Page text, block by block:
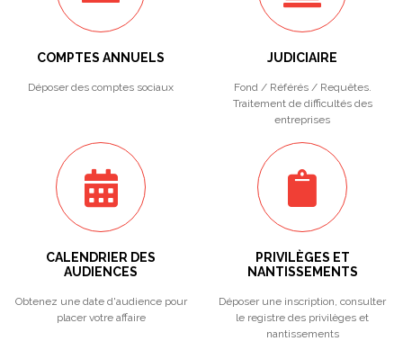
COMPTES ANNUELS
Déposer des comptes sociaux
JUDICIAIRE
Fond / Référés / Requêtes.
Traitement de difficultés des
entreprises
CALENDRIER DES
AUDIENCES
Obtenez une date d'audience pour
placer votre affaire
PRIVILÈGES ET
NANTISSEMENTS
Déposer une inscription, consulter
le registre des privilèges et
nantissements